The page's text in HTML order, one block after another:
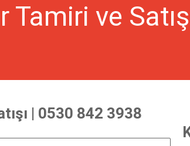
Tamiri ve
| 0530 842 3938